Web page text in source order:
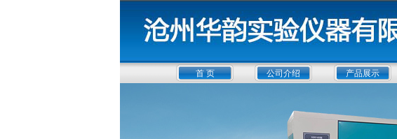
首 页 公司介绍 产品展示